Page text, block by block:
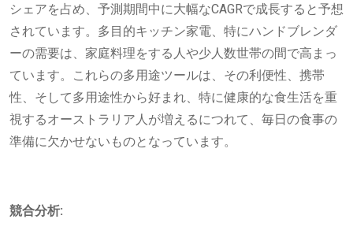
シェアを占め、予測期間中に大幅なCAGRで成長すると予想
されています。多目的キッチン家電、特にハンドブレンダ
ーの需要は、家庭料理をする人や少人数世帯の間で高まっ
ています。これらの多用途ツールは、その利便性、携帯
性、そして多用途性から好まれ、特に健康的な食生活を重
視するオーストラリア人が増えるにつれて、毎日の食事の
準備に欠かせないものとなっています。
競合分析: